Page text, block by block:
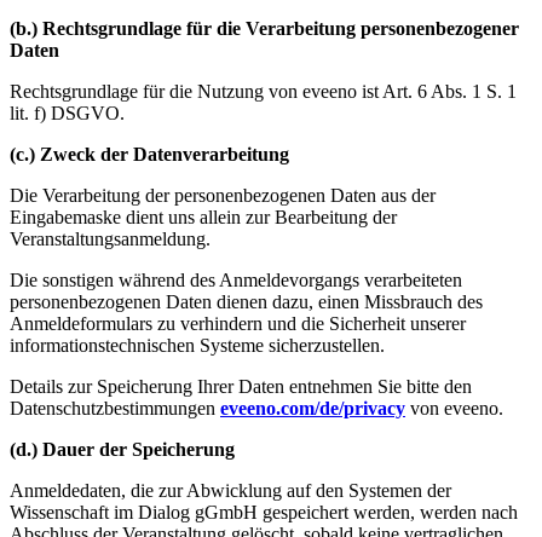
(b.) Rechtsgrundlage für die Verarbeitung personenbezogener
Daten
Rechtsgrundlage für die Nutzung von eveeno ist Art. 6 Abs. 1 S. 1
lit. f) DSGVO.
(c.) Zweck der Datenverarbeitung
Die Verarbeitung der personenbezogenen Daten aus der
Eingabemaske dient uns allein zur Bearbeitung der
Veranstaltungsanmeldung.
Die sonstigen während des Anmeldevorgangs verarbeiteten
personenbezogenen Daten dienen dazu, einen Missbrauch des
Anmeldeformulars zu verhindern und die Sicherheit unserer
informationstechnischen Systeme sicherzustellen.
Details zur Speicherung Ihrer Daten entnehmen Sie bitte den
Datenschutzbestimmungen eveeno.com/de/privacy von eveeno.
(d.) Dauer der Speicherung
Anmeldedaten, die zur Abwicklung auf den Systemen der
Wissenschaft im Dialog gGmbH gespeichert werden, werden nach